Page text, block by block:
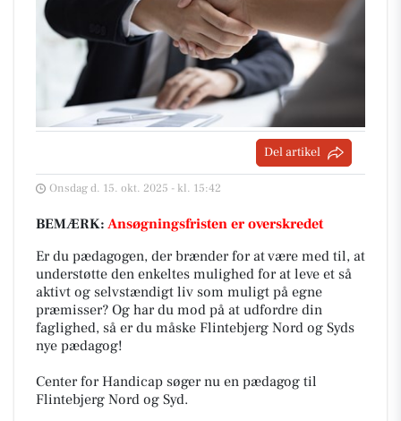
Del artikel
Onsdag d. 15. okt. 2025 - kl. 15:42
BEMÆRK: Ansøgningsfristen er overskredet
Er du pædagogen, der brænder for at være med til, at
understøtte den enkeltes mulighed for at leve et så
aktivt og selvstændigt liv som muligt på egne
præmisser? Og har du mod på at udfordre din
faglighed, så er du måske Flintebjerg Nord og Syds
nye pædagog!
Center for Handicap søger nu en pædagog til
Flintebjerg Nord og Syd.